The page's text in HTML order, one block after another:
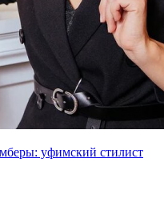
уфимский стилист